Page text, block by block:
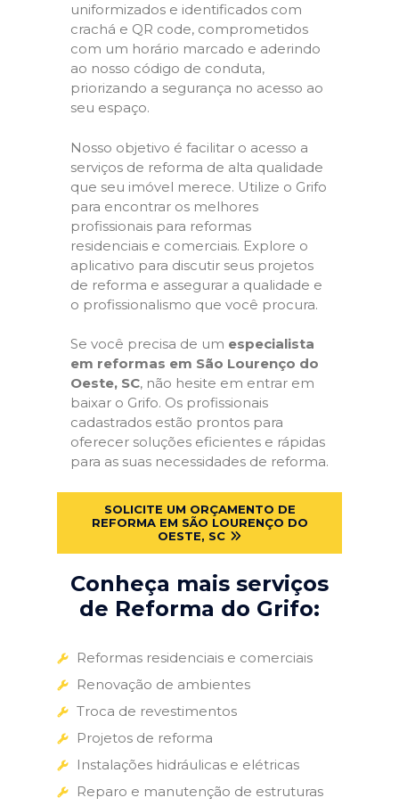
uniformizados e identificados com
crachá e QR code, comprometidos
com um horário marcado e aderindo
ao nosso código de conduta,
priorizando a segurança no acesso ao
seu espaço.
Nosso objetivo é facilitar o acesso a
serviços de reforma de alta qualidade
que seu imóvel merece. Utilize o Grifo
para encontrar os melhores
profissionais para reformas
residenciais e comerciais. Explore o
aplicativo para discutir seus projetos
de reforma e assegurar a qualidade e
o profissionalismo que você procura.
Se você precisa de um especialista
em reformas em São Lourenço do
Oeste, SC, não hesite em entrar em
baixar o Grifo. Os profissionais
cadastrados estão prontos para
oferecer soluções eficientes e rápidas
para as suas necessidades de reforma.
SOLICITE UM ORÇAMENTO DE
REFORMA EM SÃO LOURENÇO DO
OESTE, SC
Conheça mais serviços
de Reforma do Grifo:
Reformas residenciais e comerciais
Renovação de ambientes
Troca de revestimentos
Projetos de reforma
Instalações hidráulicas e elétricas
Reparo e manutenção de estruturas